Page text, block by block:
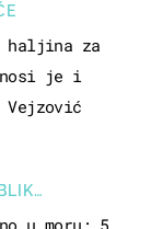
haljina za
je i
Vejzović
u moru: 5